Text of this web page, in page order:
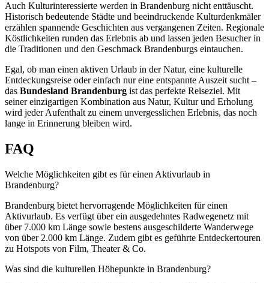
Auch Kulturinteressierte werden in Brandenburg nicht enttäuscht.
Historisch bedeutende Städte und beeindruckende Kulturdenkmäler
erzählen spannende Geschichten aus vergangenen Zeiten. Regionale
Köstlichkeiten runden das Erlebnis ab und lassen jeden Besucher in
die Traditionen und den Geschmack Brandenburgs eintauchen.
Egal, ob man einen aktiven Urlaub in der Natur, eine kulturelle
Entdeckungsreise oder einfach nur eine entspannte Auszeit sucht –
das Bundesland Brandenburg ist das perfekte Reiseziel. Mit
seiner einzigartigen Kombination aus Natur, Kultur und Erholung
wird jeder Aufenthalt zu einem unvergesslichen Erlebnis, das noch
lange in Erinnerung bleiben wird.
FAQ
Welche Möglichkeiten gibt es für einen Aktivurlaub in
Brandenburg?
Brandenburg bietet hervorragende Möglichkeiten für einen
Aktivurlaub. Es verfügt über ein ausgedehntes Radwegenetz mit
über 7.000 km Länge sowie bestens ausgeschilderte Wanderwege
von über 2.000 km Länge. Zudem gibt es geführte Entdeckertouren
zu Hotspots von Film, Theater & Co.
Was sind die kulturellen Höhepunkte in Brandenburg?